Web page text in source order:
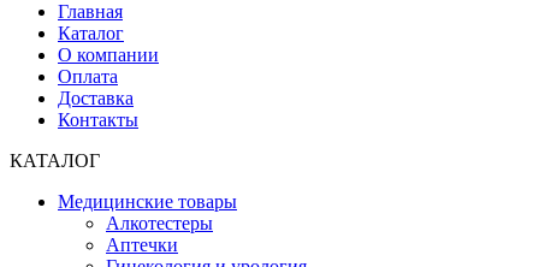
Главная
Каталог
О компании
Оплата
Доставка
Контакты
КАТАЛОГ
Медицинские товары
Алкотестеры
Аптечки